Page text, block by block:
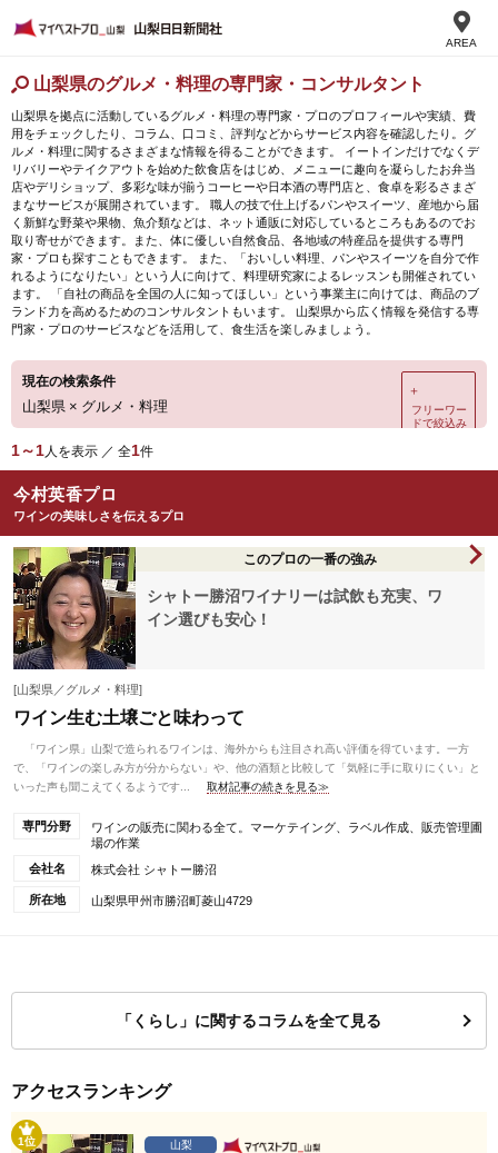
AREA
山梨県のグルメ・料理の専門家・コンサルタント
山梨県を拠点に活動しているグルメ・料理の専門家・プロのプロフィールや実績、費
用をチェックしたり、コラム、口コミ、評判などからサービス内容を確認したり。グ
ルメ・料理に関するさまざまな情報を得ることができます。 イートインだけでなくデ
リバリーやテイクアウトを始めた飲食店をはじめ、メニューに趣向を凝らしたお弁当
店やデリショップ、多彩な味が揃うコーヒーや日本酒の専門店と、食卓を彩るさまざ
まなサービスが展開されています。 職人の技で仕上げるパンやスイーツ、産地から届
く新鮮な野菜や果物、魚介類などは、ネット通販に対応しているところもあるのでお
取り寄せができます。また、体に優しい自然食品、各地域の特産品を提供する専門
家・プロも探すこともできます。 また、「おいしい料理、パンやスイーツを自分で作
れるようになりたい」という人に向けて、料理研究家によるレッスンも開催されてい
ます。 「自社の商品を全国の人に知ってほしい」という事業主に向けては、商品のブ
ランド力を高めるためのコンサルタントもいます。 山梨県から広く情報を発信する専
門家・プロのサービスなどを活用して、食生活を楽しみましょう。
現在の検索条件
山梨県 × グルメ・料理
＋
フリーワー
ドで絞込み
1～1人を表示 ／ 全1件
今村英香プロ
ワインの美味しさを伝えるプロ
このプロの一番の強み
シャトー勝沼ワイナリーは試飲も充実、ワ
イン選びも安心！
[山梨県／グルメ・料理]
ワイン生む土壌ごと味わって
「ワイン県」山梨で造られるワインは、海外からも注目され高い評価を得ています。一方
で、「ワインの楽しみ方が分からない」や、他の酒類と比較して「気軽に手に取りにくい」と
いった声も聞こえてくるようです...
取材記事の続きを見る≫
専門分野
ワインの販売に関わる全て。マーケテイング、ラベル作成、販売管理圃
場の作業
会社名
株式会社 シャトー勝沼
所在地 山梨県甲州市勝沼町菱山4729
「くらし」に関するコラムを全て見る
アクセスランキング
1位 山梨